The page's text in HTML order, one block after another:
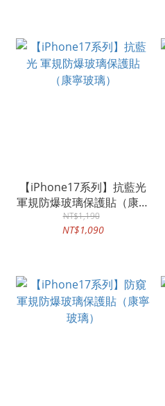
【iPhone17系列】抗藍光
軍規防爆玻璃保護貼（康寧
玻璃）
NT$1,190
NT$1,090